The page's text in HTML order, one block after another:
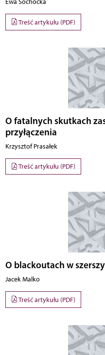
Ewa Sochocka
Treść artykułu (PDF)
O fatalnych skutkach
przyłączenia
Krzysztof Prasałek
Treść artykułu (PDF)
O blackoutach w
Jacek Malko
Treść artykułu (PDF)